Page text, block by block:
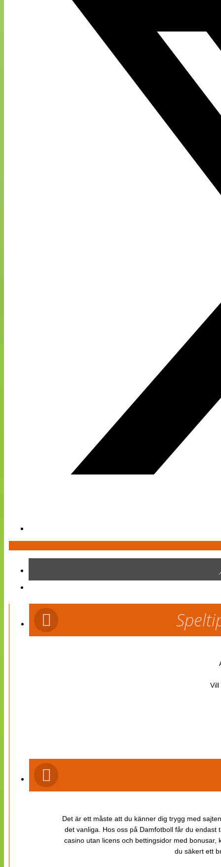
Vill
Det är ett måste att du känner dig trygg med
det vanliga. Hos oss på Damfotboll får du
casino utan licens och bettingsidor med
du säkert ett